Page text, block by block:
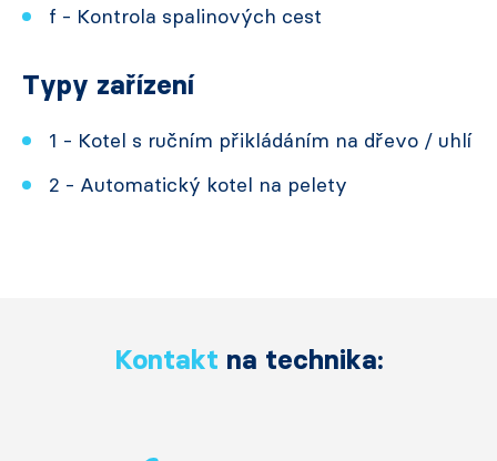
f - Kontrola spalinových cest
Typy zařízení
1 - Kotel s ručním přikládáním na dřevo / uhlí
2 - Automatický kotel na pelety
Kontakt na technika: